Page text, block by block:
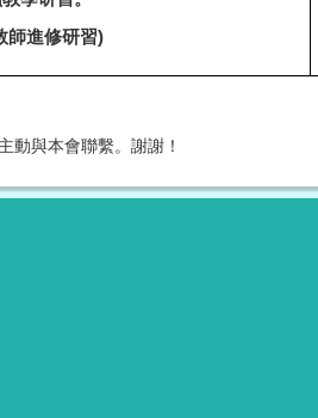
師進修研習)
動與本會聯繫。謝謝！